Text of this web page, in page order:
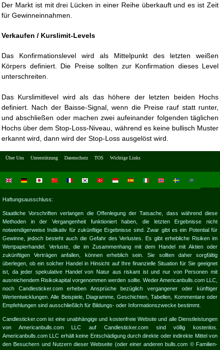
Der Markt ist mit drei Lücken in einer Reihe überkauft und es ist Zeit
für Gewinneinnahmen.
Verkaufen / Kurslimit-Levels
Das Konfirmationslevel wird als Mittelpunkt des letzten weißen
Körpers definiert. Die Preise sollten zur Konfirmation dieses Level
unterschreiten.
Das Kurslimitlevel wird als das höhere der letzten beiden Hochs
definiert. Nach der Baisse-Signal, wenn die Preise rauf statt runter,
und abschließen oder machen zwei aufeinander folgenden täglichen
Hochs über dem Stop-Loss-Niveau, während es keine bullisch Muster
erkannt wird, dann wird der Stop-Loss ausgelöst wird.
Über Uns Unterstützung Datenschutz TOS Wichtige Links
Haftungsausschluss:
Staatliche Vorschriften verlangen die Offenlegung der Tatsache, dass während diese
Methoden in der Vergangenheit funktioniert haben, die letzten Ergebnisse nicht
notwendigerweise Indikativ für zukünftige Ergebnisse sind. Zwar gibt es ein Potential für
Gewinne, jedoch besteht auch die Gefahr des Verlustes. Es gibt erhebliche Risiken im
Wertpapierhandel. Verluste, die im Zusammenhang mit dem Handel mit Aktien oder
zukünftigen Verträgen anfallen, können erheblich sein. Sie sollten daher sorgfältig
überlegen, ob ein solcher Handel in Hinsicht auf Ihre finanzielle Situation für Sie geeignet
ist, da jeder spekulative Handel von Natur aus riskant ist und nur von Personen mit
ausreichendem Risikokapital vorgenommen werden sollte. Weder Americanbulls.com LLC,
noch Candlesticker.com erheben Ansprüche bezüglich vergangener oder künftiger
Wertentwicklungen. Alle Beispiele, Diagramme, Geschichten, Tabellen, Kommentare oder
Empfehlungen sind ausschließlich für Bildungs- oder Informationszwecke bestimmt.
Candlesticker.com ist eine unabhängige und kostenfreie Website und alle Dienstleistungen
von Americanbulls.com LLC auf Candlesticker.com sind völlig kostenlos.
Americanbulls.com LLC erhält keine Entschädigung durch direkte oder indirekte Mittel von
den Besuchern und Nutzern dieser Webseite (oder einer anderen bulls.com © Familien-